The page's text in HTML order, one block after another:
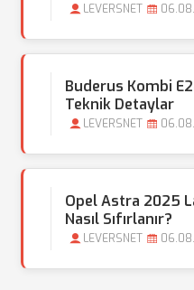
LEVERSNET
Buderus Kombi
Teknik Detaylar
LEVERSNET
Opel Astra 2025
Nasıl Sıfırlanır?
LEVERSNET